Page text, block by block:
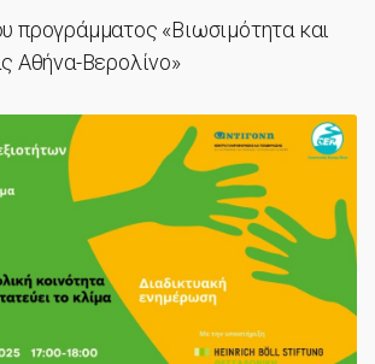
προγράμματος «Βιωσιμότητα και
Αθήνα-Βερολίνο»